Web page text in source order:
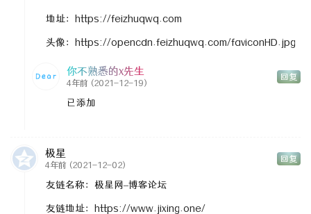
地址：https://feizhuqwq.com
头像：https://opencdn.feizhuqwq.com/faviconHD.jpg
你不熟悉的x先生
4年前 (2021-12-19)
回复
已添加
极星
4年前 (2021-12-02)
回复
友链名称：极星网–博客论坛
友链地址：https://www.jixing.one/